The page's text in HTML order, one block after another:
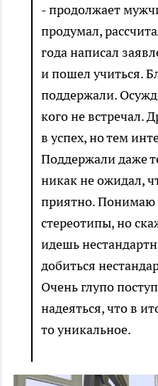
- продолжает
продумал,
года написал
и пошел учиться.
поддержали.
кого не встречал.
в успех, но тем
Поддержали даже
никак не ожидал,
приятно. Понимаю
стереотипы, но
идешь
добиться
Очень глупо
надеяться, что в
то уникальное.